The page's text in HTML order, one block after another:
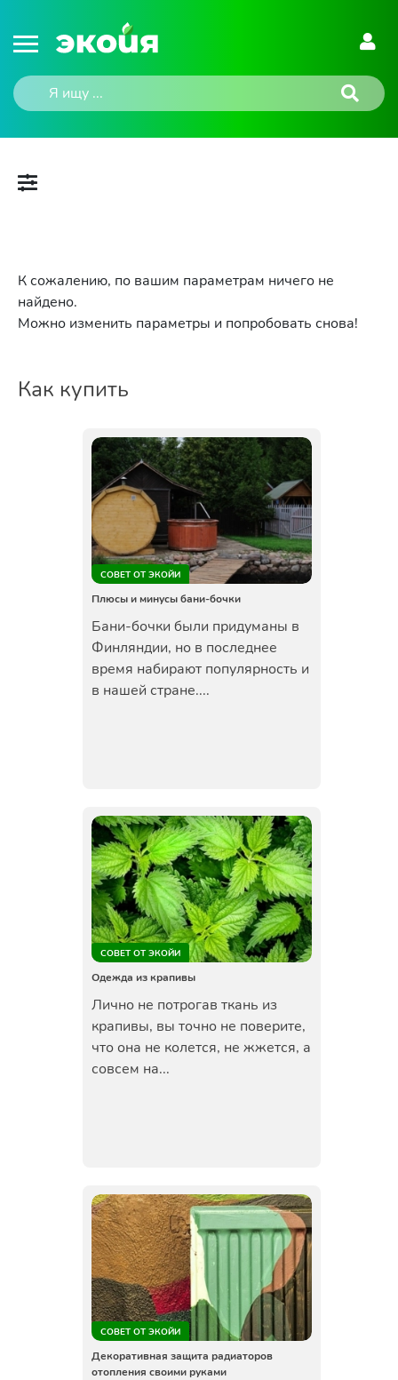
К сожалению, по вашим параметрам ничего не
найдено.
Можно изменить параметры и попробовать снова!
Как купить
СОВЕТ ОТ ЭКОЙИ
Плюсы и минусы бани-бочки
Бани-бочки были придуманы в
Финляндии, но в последнее
время набирают популярность и
в нашей стране....
СОВЕТ ОТ ЭКОЙИ
Одежда из крапивы
Лично не потрогав ткань из
крапивы, вы точно не поверите,
что она не колется, не жжется, а
совсем на...
СОВЕТ ОТ ЭКОЙИ
Декоративная защита радиаторов
отопления своими руками